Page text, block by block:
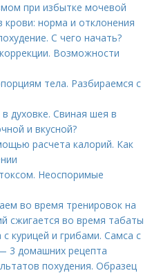
при избытке мочевой
норма и отклонения
С чего начать?
Возможности
тела. Разбираемся с
духовке. Свиная шея в
и вкусной?
расчета калорий. Как
Неоспоримые
во время тренировок на
сжигается во время табаты
курицей и грибами. Самса с
3 домашних рецепта
похудения. Образец